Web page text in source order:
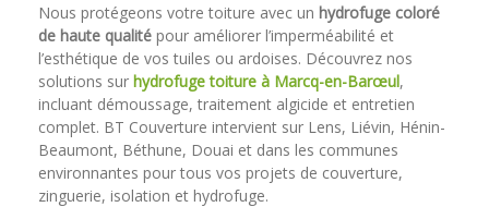
Nous protégeons votre toiture avec un hydrofuge coloré
de haute qualité pour améliorer l’imperméabilité et
l’esthétique de vos tuiles ou ardoises. Découvrez nos
solutions sur hydrofuge toiture à Marcq-en-Barœul,
incluant démoussage, traitement algicide et entretien
complet. BT Couverture intervient sur Lens, Liévin, Hénin-
Beaumont, Béthune, Douai et dans les communes
environnantes pour tous vos projets de couverture,
zinguerie, isolation et hydrofuge.